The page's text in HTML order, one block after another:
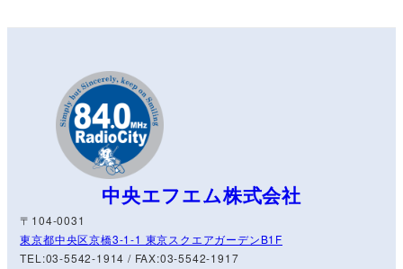
中央エフエム株式会社
〒104-0031
東京都中央区京橋3-1-1 東京スクエアガーデンB1F
TEL:03-5542-1914 / FAX:03-5542-1917